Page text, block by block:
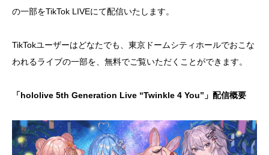
の一部をTikTok LIVEにて配信いたします。
TikTokユーザーはどなたでも、東京ドームシティホールでおこな
われるライブの一部を、無料でご覧いただくことができます。
「hololive 5th Generation Live “Twinkle 4 You”」配信概要